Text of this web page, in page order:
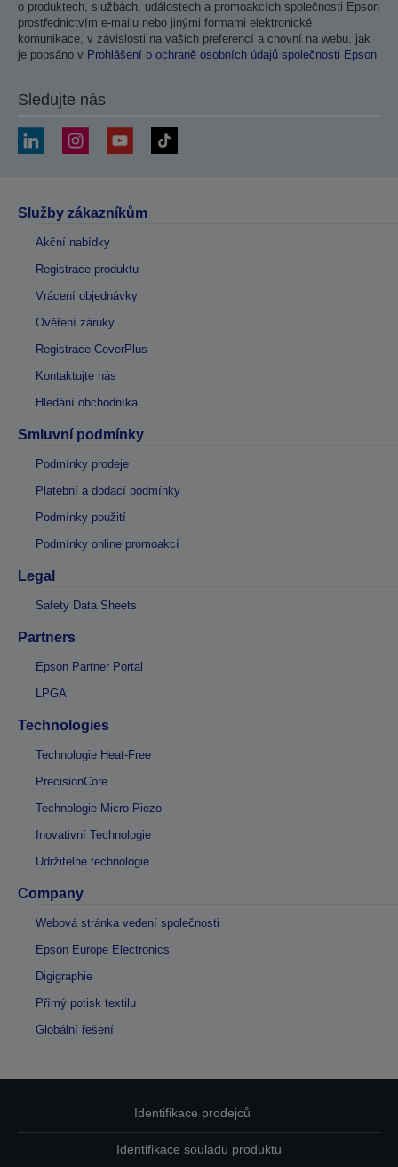
o produktech, službách, událostech a promoakcích společnosti Epson
prostřednictvím e-mailu nebo jinými formami elektronické
komunikace, v závislosti na vašich preferencí a chovní na webu, jak
je popsáno v Prohlášení o ochraně osobních údajů společnosti Epson
Sledujte nás
Služby zákazníkům
Akční nabídky
Registrace produktu
Vrácení objednávky
Ověření záruky
Registrace CoverPlus
Kontaktujte nás
Hledání obchodníka
Smluvní podmínky
Podmínky prodeje
Platební a dodací podmínky
Podmínky použití
Podmínky online promoakcí
Legal
Safety Data Sheets
Partners
Epson Partner Portal
LPGA
Technologies
Technologie Heat-Free
PrecisionCore
Technologie Micro Piezo
Inovativní Technologie
Udržitelné technologie
Company
Webová stránka vedení společnosti
Epson Europe Electronics
Digigraphie
Přímý potisk textilu
Globální řešení
Identifikace prodejců
Identifikace souladu produktu